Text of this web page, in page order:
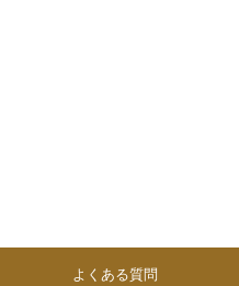
よくある質問